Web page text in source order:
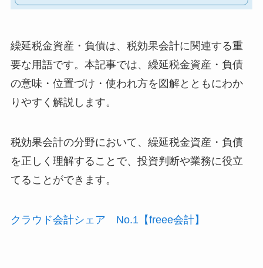
繰延税金資産・負債は、税効果会計に関連する重
要な用語です。本記事では、繰延税金資産・負債
の意味・位置づけ・使われ方を図解とともにわか
りやすく解説します。
税効果会計の分野において、繰延税金資産・負債
を正しく理解することで、投資判断や業務に役立
てることができます。
クラウド会計シェア No.1【freee会計】